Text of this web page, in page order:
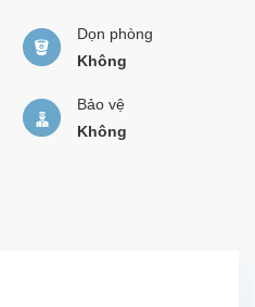
Dọn phòng
Không
Bảo vệ
Không